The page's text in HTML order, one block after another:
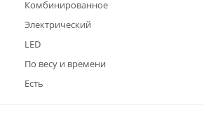
Комбинированное
Электрический
LED
По весу и времени
Есть